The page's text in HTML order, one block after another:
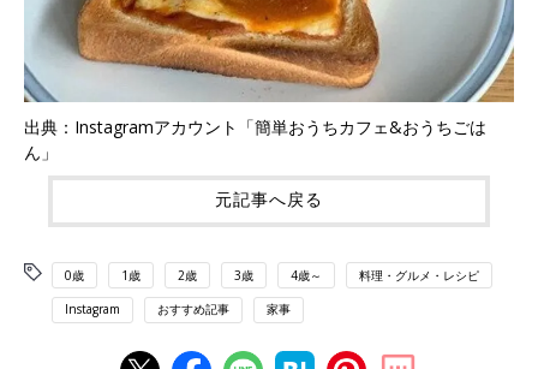
出典：Instagramアカウント「簡単おうちカフェ&おうちごは
ん」
元記事へ戻る
0歳 1歳 2歳 3歳 4歳～ 料理・グルメ・レシピ
Instagram おすすめ記事 家事